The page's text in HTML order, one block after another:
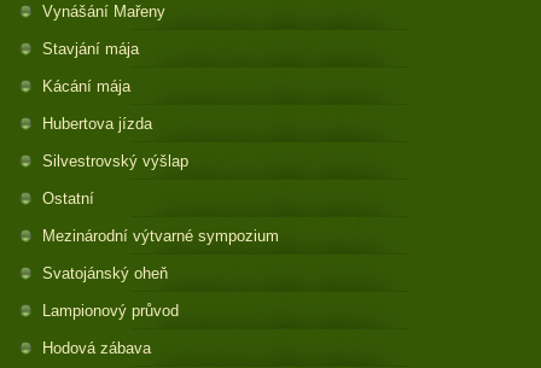
Vynášání Mařeny
Stavjání mája
Kácání mája
Hubertova jízda
Silvestrovský výšlap
Ostatní
Mezinárodní výtvarné sympozium
Svatojánský oheň
Lampionový průvod
Hodová zábava